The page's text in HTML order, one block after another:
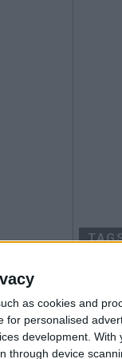
as cookies and
for personalised
development. With
through device